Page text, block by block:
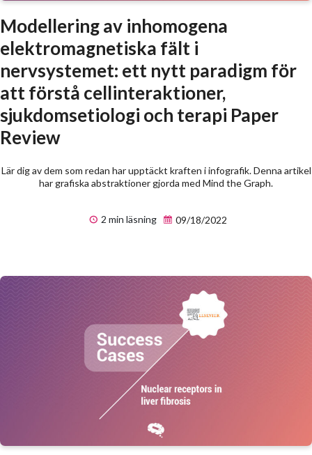
Modellering av inhomogena
elektromagnetiska fält i
nervsystemet: ett nytt paradigm för
att förstå cellinteraktioner,
sjukdomsetiologi och terapi Paper
Review
Lär dig av dem som redan har upptäckt kraften i infografik. Denna artikel
har grafiska abstraktioner gjorda med Mind the Graph.
2 min läsning 09/18/2022